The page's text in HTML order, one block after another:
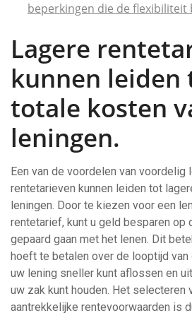
beperkingen die de flexibiliteit
Lagere
kunnen leiden
totale kosten
leningen.
Een van de voordelen van voordelig
rentetarieven kunnen leiden tot
leningen. Door te kiezen voor een
rentetarief, kunt u geld besparen op
gepaard gaan met het lenen. Dit
hoeft te betalen over de looptijd van
uw lening sneller kunt aflossen en
uw zak kunt houden. Het selecteren
aantrekkelijke rentevoorwaarden is